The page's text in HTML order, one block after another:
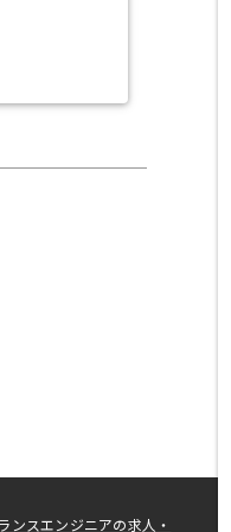
ンスエンジニアの求人・